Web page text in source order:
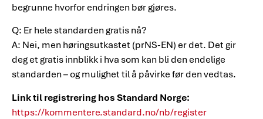
begrunne hvorfor endringen bør gjøres.
Q: Er hele standarden gratis nå?
A: Nei, men høringsutkastet (prNS-EN) er det. Det gir
deg et gratis innblikk i hva som kan bli den endelige
standarden – og mulighet til å påvirke før den vedtas.
Link til registrering hos Standard Norge:
https://kommentere.standard.no/nb/register